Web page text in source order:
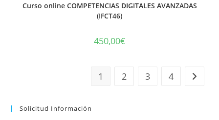
Curso online COMPETENCIAS DIGITALES AVANZADAS
(IFCT46)
450,00€
1 2 3 4
Solicitud Información